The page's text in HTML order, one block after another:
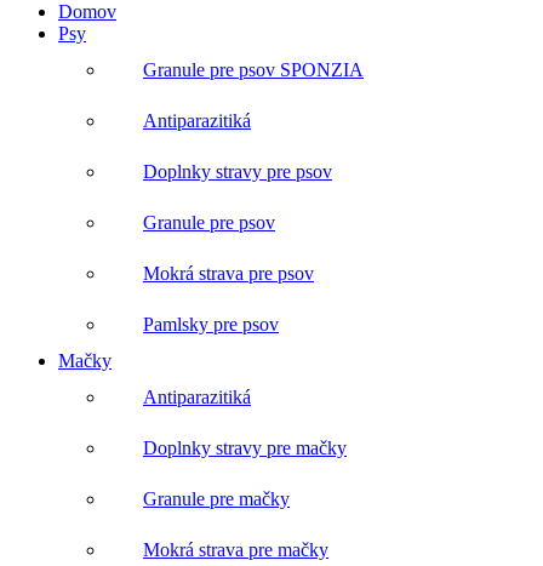
Domov
Psy
Granule pre psov SPONZIA
Antiparazitiká
Doplnky stravy pre psov
Granule pre psov
Mokrá strava pre psov
Pamlsky pre psov
Mačky
Antiparazitiká
Doplnky stravy pre mačky
Granule pre mačky
Mokrá strava pre mačky